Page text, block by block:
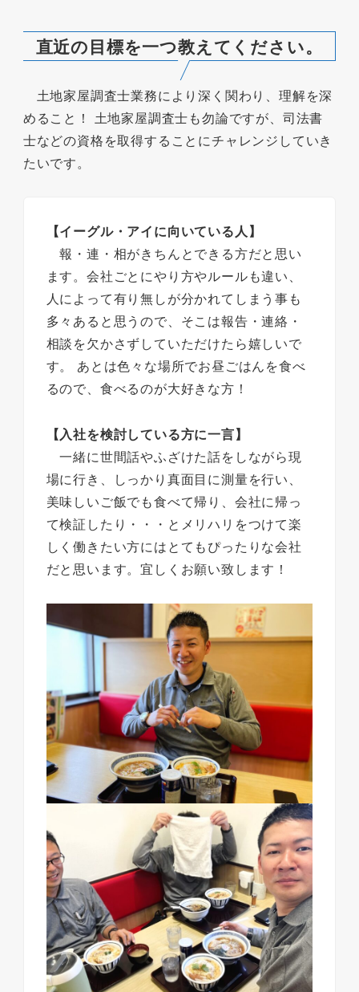
直近の目標を一つ教えてください。
土地家屋調査士業務により深く関わり、理解を深
めること！ 土地家屋調査士も勿論ですが、司法書
士などの資格を取得することにチャレンジしていき
たいです。
【イーグル・アイに向いている人】
報・連・相がきちんとできる方だと思い
ます。会社ごとにやり方やルールも違い、
人によって有り無しが分かれてしまう事も
多々あると思うので、そこは報告・連絡・
相談を欠かさずしていただけたら嬉しいで
す。 あとは色々な場所でお昼ごはんを食べ
るので、食べるのが大好きな方！
【入社を検討している方に一言】
一緒に世間話やふざけた話をしながら現
場に行き、しっかり真面目に測量を行い、
美味しいご飯でも食べて帰り、会社に帰っ
て検証したり・・・とメリハリをつけて楽
しく働きたい方にはとてもぴったりな会社
だと思います。宜しくお願い致します！